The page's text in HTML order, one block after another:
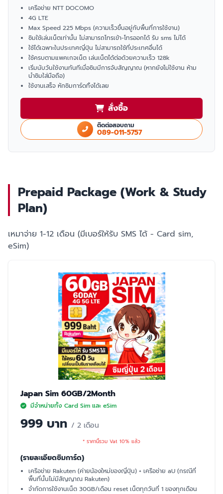
เครือข่าย NTT DOCOMO
4G LTE
Max Speed 225 Mbps (ความเร็วขึ้นอยู่กับพื้นที่การใช้งาน)
ซิมใช้เล่นเน็ตเท่านั้น ไม่สามารถโทรเข้า-โทรออกได้ รับ sms ไม่ได้
ใช้ได้เฉพาะในประเทศญี่ปุ่น ไม่สามารถใช้ที่ประเทศอื่นได้
ใช้ครบตามแพคเกจเน็ต เล่นเน็ตได้ต่อด้วยความเร็ว 128k
เริ่มนับวันใช้งานทันทีเมื่อซิมมีการจับสัญญาณ (หากยังไม่ใช้งาน ห้าม
นำซิมใส่มือถือ)
ใช้งานเสร็จ หักซิมการ์ดทิ้งได้เลย
สั่งซื้อ
ติดต่อสอบถาม
089-011-5757
Prepaid Package (Work & Study
Plan)
เหมาจ่าย 1-12 เดือน (มีเบอร์ให้รับ SMS ได้ - Card sim,
eSim)
Japan Sim 60GB/2Month
มีจำหน่ายทั้ง Card Sim และ eSim
999 บาท / 2 เดือน
* ราคานี้รวม Vat 10% แล้ว
(รายละเอียดซิมการ์ด)
เครือข่าย Rakuten (ค่ายน้องใหม่ของญี่ปุ่น) + เครือช่าย aU (กรณีที่
พื้นที่นั้นไม่มีสัญญาณ Rakuten)
จำกัดการใช้งานเน็ต 30GB/เดือน reset เน็ตทุกวันที่ 1 ของทุกเดือน